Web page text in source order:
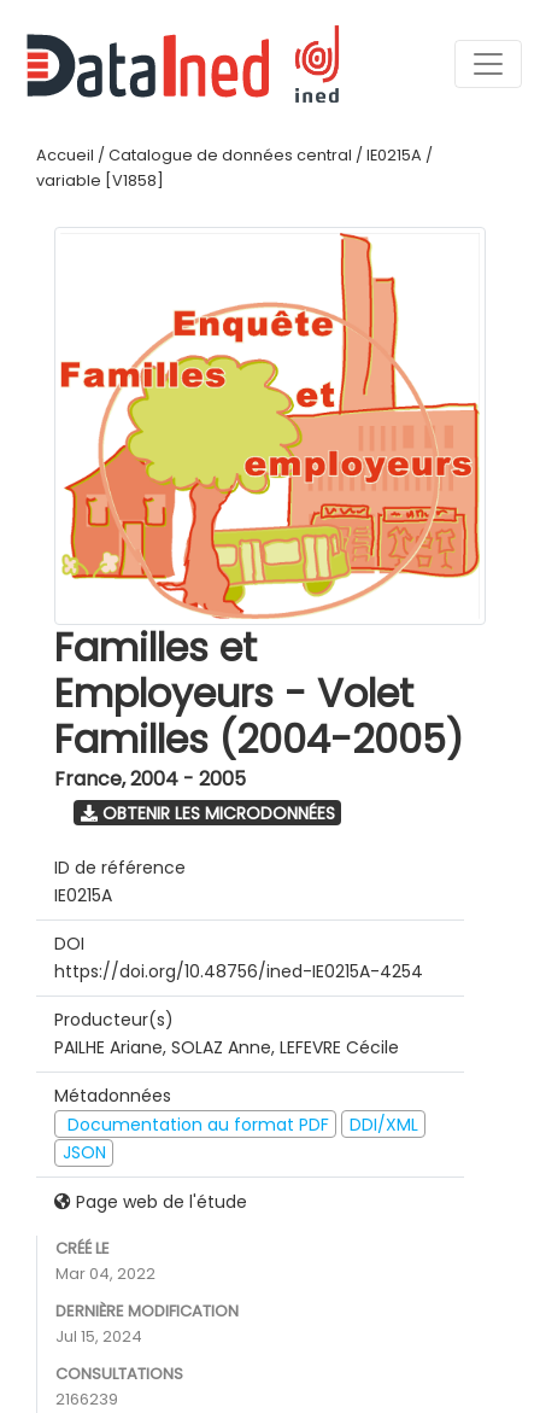
Accueil / Catalogue de données central / IE0215A /
variable [V1858]
Familles et
Employeurs - Volet
Familles (2004-2005)
France,2004 - 2005
OBTENIR LES MICRODONNÉES
ID de référence
IE0215A
DOI
https://doi.org/10.48756/ined-IE0215A-4254
Producteur(s)
PAILHE Ariane, SOLAZ Anne, LEFEVRE Cécile
Métadonnées
Documentation au format PDF
DDI/XML
JSON
Page web de l'étude
CRÉÉ LE
Mar 04, 2022
DERNIÈRE MODIFICATION
Jul 15, 2024
CONSULTATIONS
2166239